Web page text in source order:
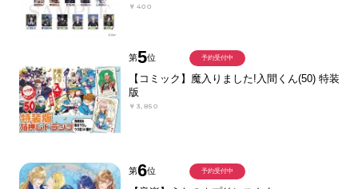
￥400
第5位
【コミック】魔入りました!入間くん(50) 特装
版
￥3,850
予約受付中
第6位 予約受付中